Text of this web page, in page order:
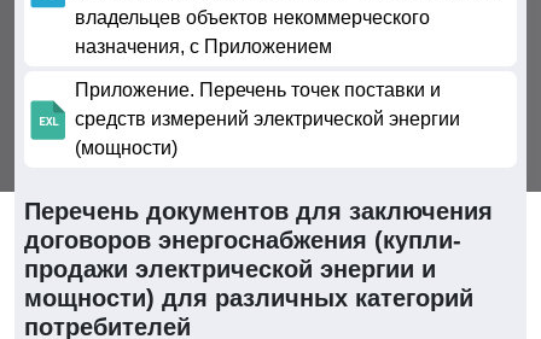
владельцев объектов некоммерческого
назначения, с Приложением
Приложение. Перечень точек поставки и
средств измерений электрической энергии
(мощности)
Перечень документов для заключения
договоров энергоснабжения (купли-
продажи электрической энергии и
мощности) для различных категорий
потребителей